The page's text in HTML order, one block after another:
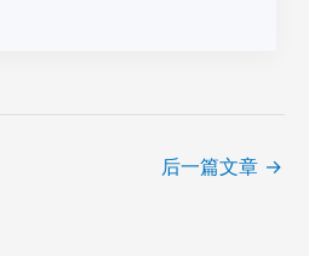
后一篇文章 →